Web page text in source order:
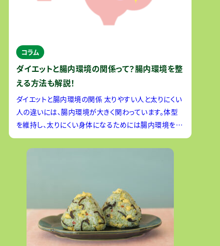
コラム
ダイエットと腸内環境の関係って？腸内環境を整
える方法も解説！
ダイエットと腸内環境の関係 太りやすい人と太りにくい
人の違いには、腸内環境が大きく関わっています。体型
を維持し、太りにくい身体になるためには腸内環境を整
えることが大切です。あるマウスを使った研究で、太った
マウスの腸内細菌を移植したマウ